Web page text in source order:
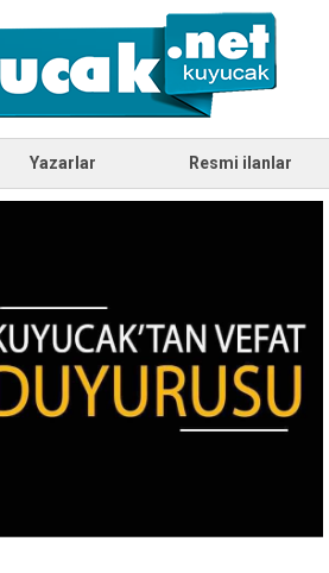
Yazarlar Resmi ilanlar